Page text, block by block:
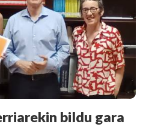
bildu gara